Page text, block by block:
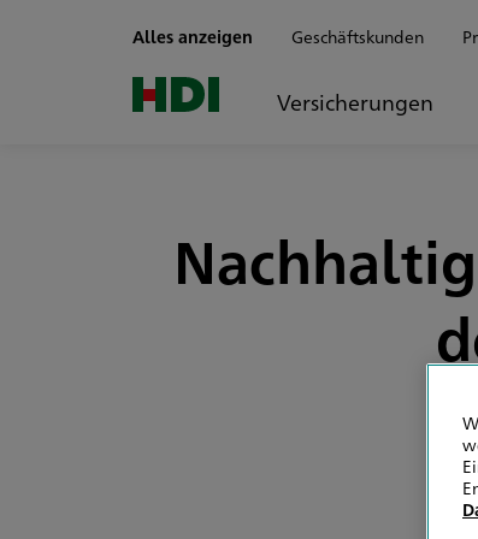
Alles anzeigen Geschäftskunden
Versicherungen